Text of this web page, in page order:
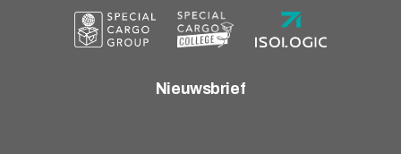
Nieuwsbrief